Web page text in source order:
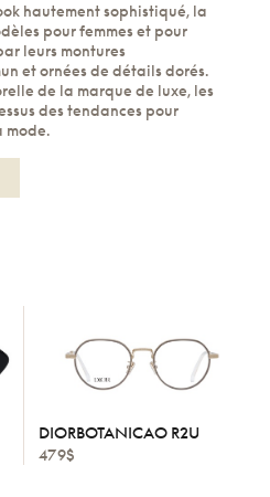
hautement sophistiqué, la
pour femmes et pour
leurs montures
et ornées de détails dorés.
de la marque de luxe, les
des tendances pour
mode.
DIORBOTANICAO R2U
479$